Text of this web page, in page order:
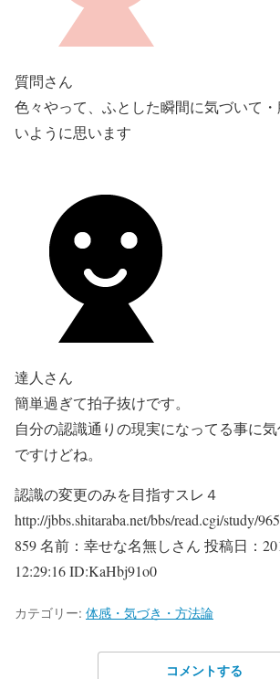
質問さん
色々やって、ふとした瞬間に気づいて
いように思います
達人さん
簡単過ぎて拍子抜けです。
自分の認識通りの現実になってる事に
ですけどね。
認識の変更のみを目指すスレ４
http://jbbs.shitaraba.net/bbs/read.cgi/study/
859 名前：幸せな名無しさん 投稿日：
12:29:16 ID:KaHbj91o0
カテゴリー: 体感・気づき・方法論
コメントする